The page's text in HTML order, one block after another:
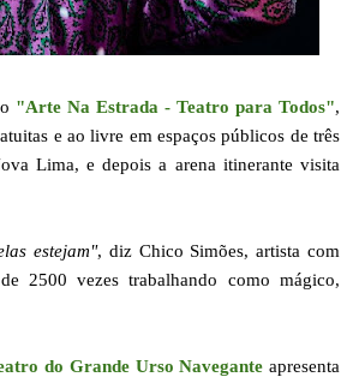
"Arte Na Estrada - Teatro para Todos",
e ao livre em espaços públicos de três
Lima, e depois a arena itinerante visita
estejam", diz Chico Simões, artista com
2500 vezes trabalhando como mágico,
do Grande Urso Navegante apresenta